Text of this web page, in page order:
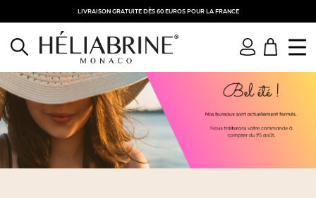
LIVRAISON GRATUITE DÈS 60 EUROS POUR LA FRANCE